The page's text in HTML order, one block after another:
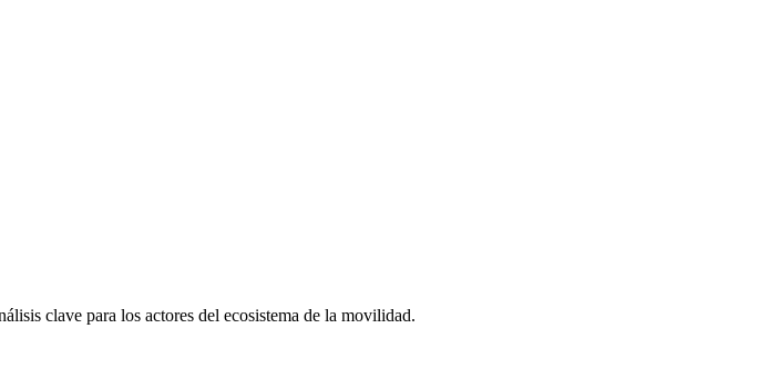
clave para los actores del ecosistema de la movilidad.